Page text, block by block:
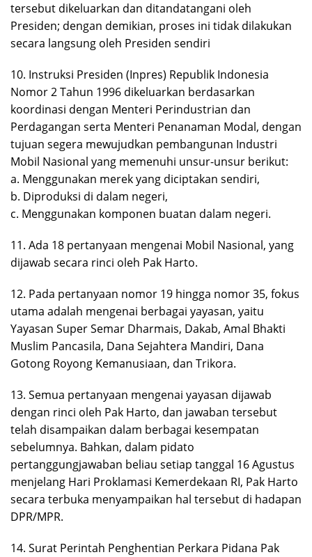
tersebut dikeluarkan dan ditandatangani oleh
Presiden; dengan demikian, proses ini tidak dilakukan
secara langsung oleh Presiden sendiri
10. Instruksi Presiden (Inpres) Republik Indonesia
Nomor 2 Tahun 1996 dikeluarkan berdasarkan
koordinasi dengan Menteri Perindustrian dan
Perdagangan serta Menteri Penanaman Modal, dengan
tujuan segera mewujudkan pembangunan Industri
Mobil Nasional yang memenuhi unsur-unsur berikut:
a. Menggunakan merek yang diciptakan sendiri,
b. Diproduksi di dalam negeri,
c. Menggunakan komponen buatan dalam negeri.
11. Ada 18 pertanyaan mengenai Mobil Nasional, yang
dijawab secara rinci oleh Pak Harto.
12. Pada pertanyaan nomor 19 hingga nomor 35, fokus
utama adalah mengenai berbagai yayasan, yaitu
Yayasan Super Semar Dharmais, Dakab, Amal Bhakti
Muslim Pancasila, Dana Sejahtera Mandiri, Dana
Gotong Royong Kemanusiaan, dan Trikora.
13. Semua pertanyaan mengenai yayasan dijawab
dengan rinci oleh Pak Harto, dan jawaban tersebut
telah disampaikan dalam berbagai kesempatan
sebelumnya. Bahkan, dalam pidato
pertanggungjawaban beliau setiap tanggal 16 Agustus
menjelang Hari Proklamasi Kemerdekaan RI, Pak Harto
secara terbuka menyampaikan hal tersebut di hadapan
DPR/MPR.
14. Surat Perintah Penghentian Perkara Pidana Pak